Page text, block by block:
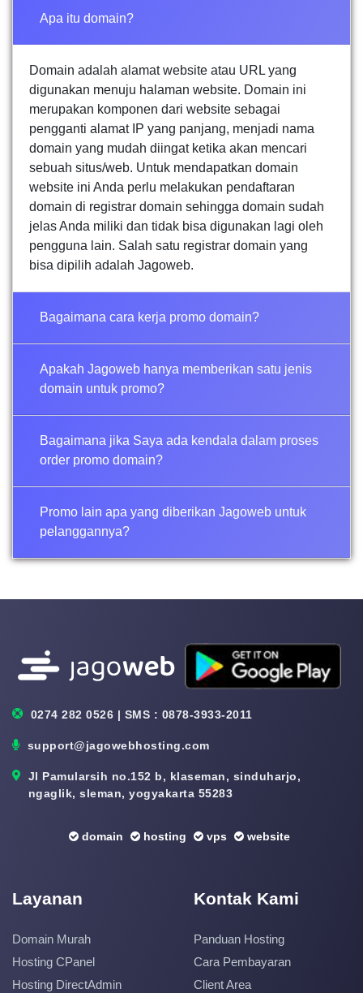
Apa itu domain?
Domain adalah alamat website atau URL yang
digunakan menuju halaman website. Domain ini
merupakan komponen dari website sebagai
pengganti alamat IP yang panjang, menjadi nama
domain yang mudah diingat ketika akan mencari
sebuah situs/web. Untuk mendapatkan domain
website ini Anda perlu melakukan pendaftaran
domain di registrar domain sehingga domain sudah
jelas Anda miliki dan tidak bisa digunakan lagi oleh
pengguna lain. Salah satu registrar domain yang
bisa dipilih adalah Jagoweb.
Bagaimana cara kerja promo domain?
Apakah Jagoweb hanya memberikan satu jenis
domain untuk promo?
Bagaimana jika Saya ada kendala dalam proses
order promo domain?
Promo lain apa yang diberikan Jagoweb untuk
pelanggannya?
0274 282 0526 | SMS : 0878-3933-2011
support@jagowebhosting.com
Jl Pamularsih no.152 b, klaseman, sinduharjo,
ngaglik, sleman, yogyakarta 55283
domain hosting vps website
Layanan
Domain Murah
Hosting CPanel
Hosting DirectAdmin
Kontak Kami
Panduan Hosting
Cara Pembayaran
Client Area